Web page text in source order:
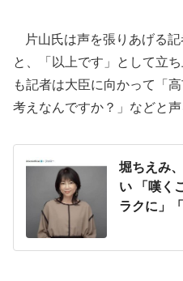
片山氏は声を張りあげる
と、「以上です」として立
も記者は大臣に向かって「
考えなんですか？」などと声
堀ちえみ
い 「嘆く
ラクに」